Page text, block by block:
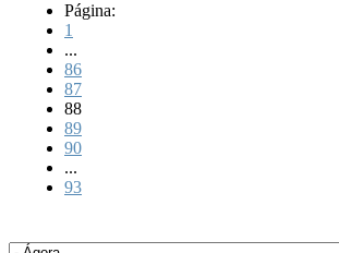
Página:
1
...
86
87
88
89
90
...
93